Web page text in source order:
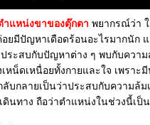
ำแหน่งขาของตุ๊กตา พยากรณ์ว่า
ยมีปัญหาเดือดร้อนอะไรมากนัก
ระสบกับปัญหาต่าง ๆ พบกับควา
หน็ดเหนื่อยทั้งกายและใจ เพราะ
บกลายเป็นว่าประสบกับความล้ม
นทาง ถือว่าตำแหน่งในช่วงนี้เป็